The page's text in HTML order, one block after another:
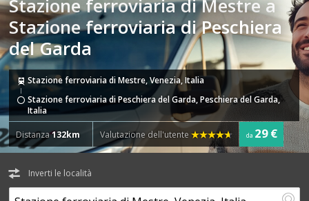
Stazione ferroviaria di Mestre a
Stazione ferroviaria di Peschiera
del Garda
Stazione ferroviaria di Mestre, Venezia, Italia
Stazione ferroviaria di Peschiera del Garda, Peschiera del Garda,
Italia
Distanza132km Valutazione dell'utente da 29 €
Inverti le località